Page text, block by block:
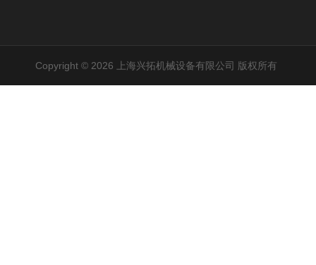
Copyright © 2026 上海兴拓机械设备有限公司 版权所有